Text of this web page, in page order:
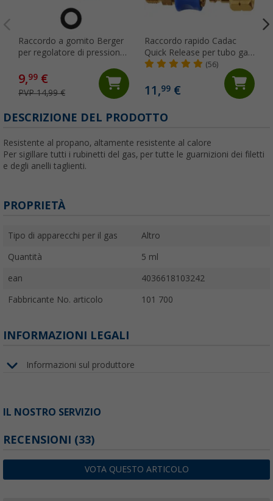
Raccordo a gomito Berger
per regolatore di pressione
M20 x 1,5 e dado girevole
M20 x 1,5
9,99 €
PVP 14,99 €
Raccordo rapido Cadac
Quick Release per tubo gas
barbecue dritto (56)
11,99€
DESCRIZIONE DEL PRODOTTO
Resistente al propano, altamente resistente al calore
Per sigillare tutti i rubinetti del gas, per tutte le guarnizioni dei filetti
e degli anelli taglienti.
PROPRIETÀ
Tipo di apparecchi per il gas Altro
Quantità 5 ml
ean 4036618103242
Fabbricante No. articolo 101 700
INFORMAZIONI LEGALI
Informazioni sul produttore
IL NOSTRO SERVIZIO
RECENSIONI (33)
VOTA QUESTO ARTICOLO